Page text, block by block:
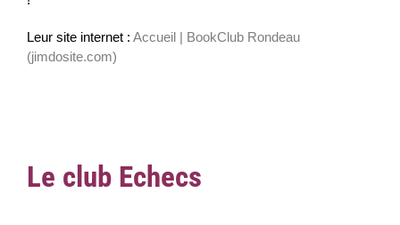
Leur site internet : Accueil | BookClub Rondeau
(jimdosite.com)
Le club Echecs